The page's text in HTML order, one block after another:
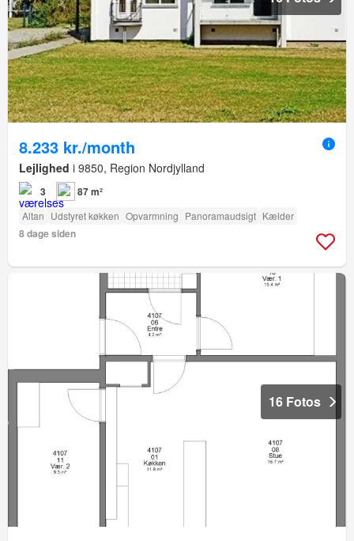
8.233 kr./month
Lejlighed i 9850, Region Nordjylland
3 87 m²
Altan Udstyret køkken Opvarmning Panoramaudsigt Kælder
8 dage siden
16 Fotos